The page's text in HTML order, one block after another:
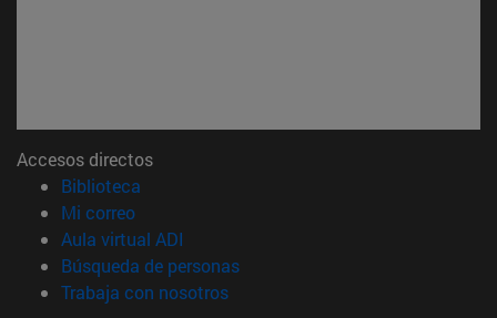
Accesos directos
Biblioteca
Mi correo(abre en nueva ventana)
Aula virtual ADI
Búsqueda de personas(abre en nueva ventana)
Trabaja con nosotros(abre en nueva ventana)